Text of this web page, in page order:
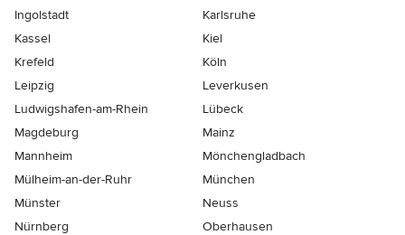
Ingolstadt
Karlsruhe
Kassel
Kiel
Krefeld
Köln
Leipzig
Leverkusen
Ludwigshafen-am-Rhein
Lübeck
Magdeburg
Mainz
Mannheim
Mönchen­gladbach
Mülheim-an-der-Ruhr
München
Münster
Neuss
Nürnberg
Oberhausen